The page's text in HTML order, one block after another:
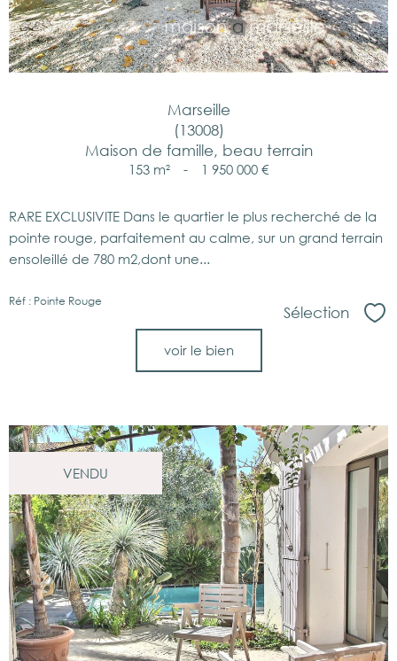
Marseille
(13008)
Maison de famille, beau terrain
153 m² - 1 950 000 €
RARE EXCLUSIVITE Dans le quartier le plus recherché de la
pointe rouge, parfaitement au calme, sur un grand terrain
ensoleillé de 780 m2,dont une...
Réf : Pointe Rouge
Sélection
voir le bien
VENDU